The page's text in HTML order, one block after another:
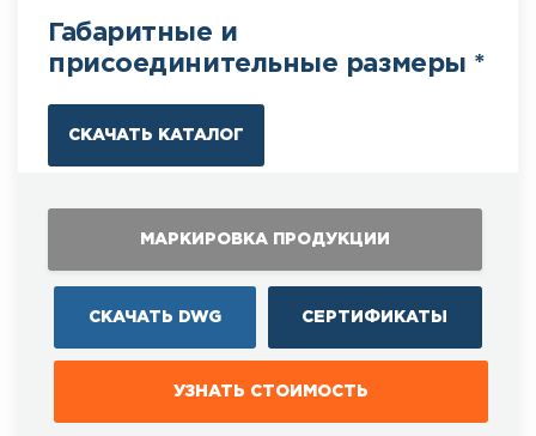
Габаритные и
присоединительные размеры *
СКАЧАТЬ КАТАЛОГ
МАРКИРОВКА ПРОДУКЦИИ
СКАЧАТЬ DWG СЕРТИФИКАТЫ
УЗНАТЬ СТОИМОСТЬ